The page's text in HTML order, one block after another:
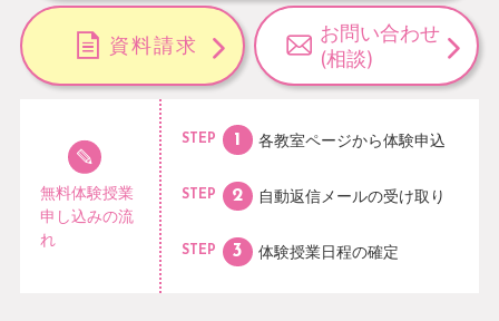
資料請求
お問い合わせ
(相談)
無料体験授業
申し込みの流
れ
STEP 各教室ページから体験申込
STEP 自動返信メールの受け取り
STEP 体験授業日程の確定